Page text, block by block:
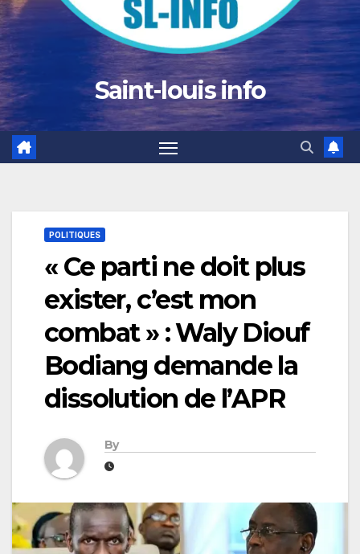
Saint-louis info
POLITIQUES
« Ce parti ne doit plus
exister, c’est mon
combat » : Waly Diouf
Bodiang demande la
dissolution de l’APR
By